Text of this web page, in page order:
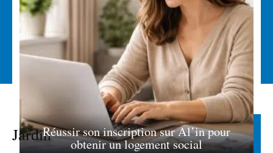
Réussir son inscription sur Al’in pour
obtenir un logement social
Jardin Lire la suite
Compar
atif des
terrasses
Escabea
u de